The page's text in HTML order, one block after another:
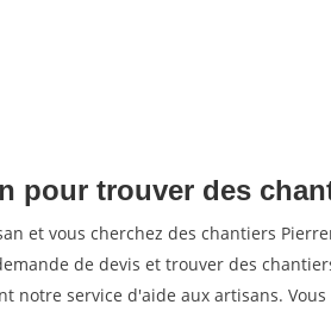
pour trouver des
et vous cherchez des chantiers
de devis et trouver des
notre service d'aide aux artisans.